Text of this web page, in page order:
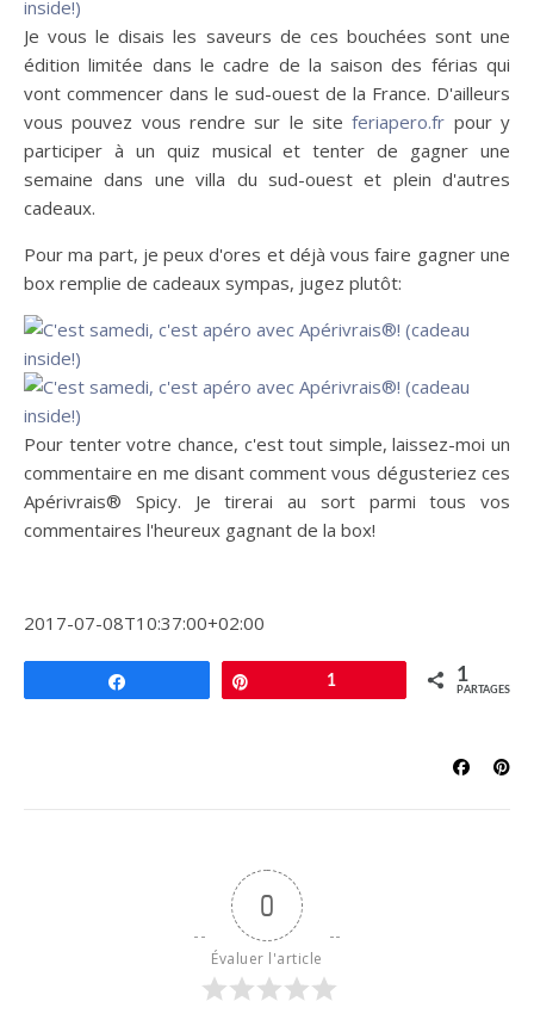
Je vous le disais les saveurs de ces bouchées sont une
édition limitée dans le cadre de la saison des férias qui
vont commencer dans le sud-ouest de la France. D'ailleurs
vous pouvez vous rendre sur le siteferiapero.fr pour y
participer à un quiz musical et tenter de gagner une
semaine dans une villa du sud-ouest et plein d'autres
cadeaux.
Pour ma part, je peux d'ores et déjà vous faire gagner une
box remplie de cadeaux sympas, jugez plutôt:
Pour tenter votre chance, c'est tout simple, laissez-moi un
commentaire en me disant comment vous dégusteriez ces
Apérivrais® Spicy. Je tirerai au sort parmi tous vos
commentaires l'heureux gagnant de la box!
2017-07-08T10:37:00+02:00
1 1
PARTAGES
0
Évaluer l'article